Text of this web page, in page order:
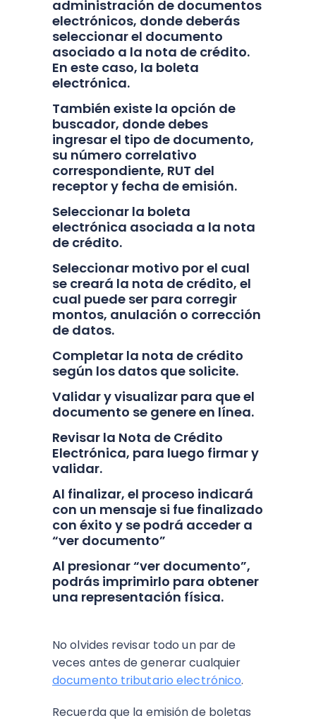
administración de documentos
electrónicos, donde deberás
seleccionar el documento
asociado a la nota de crédito.
En este caso, la boleta
electrónica.
También existe la opción de
buscador, donde debes
ingresar el tipo de documento,
su número correlativo
correspondiente, RUT del
receptor y fecha de emisión.
Seleccionar la boleta
electrónica asociada a la nota
de crédito.
Seleccionar motivo por el cual
se creará la nota de crédito, el
cual puede ser para corregir
montos, anulación o corrección
de datos.
Completar la nota de crédito
según los datos que solicite.
Validar y visualizar para que el
documento se genere en línea.
Revisar la Nota de Crédito
Electrónica, para luego firmar y
validar.
Al finalizar, el proceso indicará
con un mensaje si fue finalizado
con éxito y se podrá acceder a
“ver documento”
Al presionar “ver documento”,
podrás imprimirlo para obtener
una representación física.
No olvides revisar todo un par de
veces antes de generar cualquier
documento tributario electrónico.
Recuerda que la emisión de boletas